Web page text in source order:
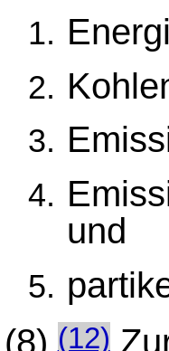
und
(8)(12)